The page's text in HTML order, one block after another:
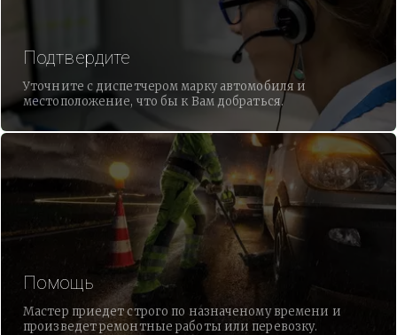
Подтвердите
Уточните с диспетчером марку автомобиля и
местоположение, что бы к Вам добраться.
Помощь
Мастер приедет строго по назначеному времени и
произведет ремонтные работы или перевозку.